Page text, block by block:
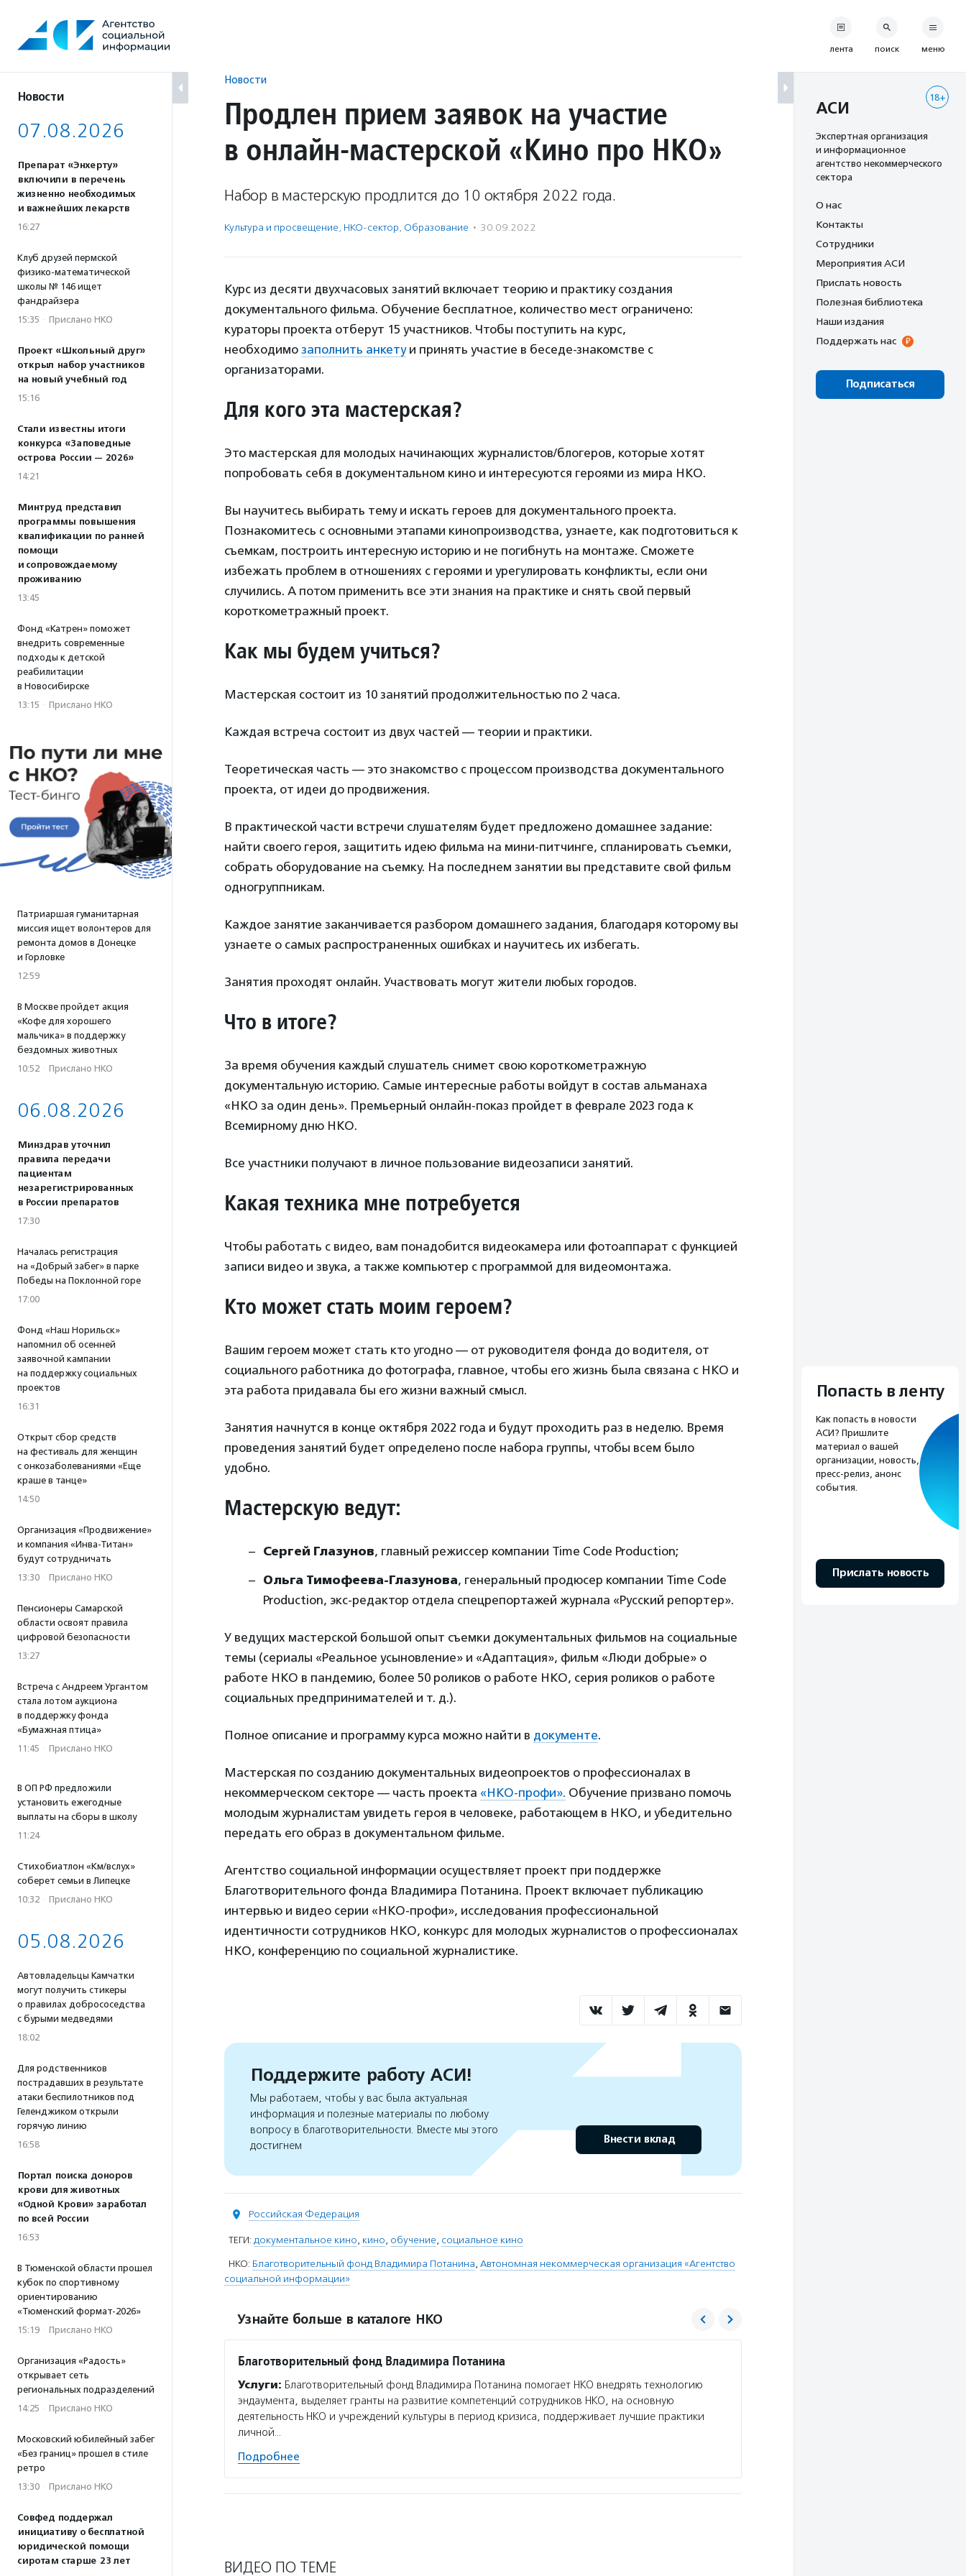
содержанию
Новости
07.08.2026
Препарат «Энхерту»
включили в перечень
жизненно необходимых
и важнейших лекарств
16:27
Клуб друзей пермской
физико-математической
школы № 146 ищет
фандрайзера
15:35 · Прислано НКО
Проект «Школьный друг»
открыл набор участников
на новый учебный год
15:16
Стали известны итоги
конкурса «Заповедные
острова России — 2026»
14:21
Минтруд представил
программы повышения
квалификации по ранней
помощи
и сопровождаемому
проживанию
13:45
Фонд «Катрен» поможет
внедрить современные
подходы к детской
реабилитации
в Новосибирске
13:15 · Прислано НКО
Патриаршая гуманитарная
миссия ищет волонтеров для
ремонта домов в Донецке
и Горловке
12:59
В Москве пройдет акция
«Кофе для хорошего
мальчика» в поддержку
бездомных животных
10:52 · Прислано НКО
06.08.2026
Минздрав уточнил
правила передачи
пациентам
незарегистрированных
в России препаратов
17:30
Началась регистрация
на «Добрый забег» в парке
Победы на Поклонной горе
17:00
Фонд «Наш Норильск»
напомнил об осенней
заявочной кампании
на поддержку социальных
проектов
16:31
Открыт сбор средств
на фестиваль для женщин
с онкозаболеваниями «Еще
краше в танце»
14:50
Организация «Продвижение»
и компания «Инва-Титан»
будут сотрудничать
13:30 · Прислано НКО
Пенсионеры Самарской
области освоят правила
цифровой безопасности
13:27
Встреча с Андреем Ургантом
стала лотом аукциона
в поддержку фонда
«Бумажная птица»
11:45 · Прислано НКО
В ОП РФ предложили
установить ежегодные
выплаты на сборы в школу
11:24
Стихобиатлон «Км/вслух»
соберет семьи в Липецке
10:32 · Прислано НКО
05.08.2026
Автовладельцы Камчатки
могут получить стикеры
о правилах добрососедства
с бурыми медведями
18:02
Для родственников
пострадавших в результате
атаки беспилотников под
Геленджиком открыли
горячую линию
16:58
Портал поиска доноров
крови для животных
«Одной Крови» заработал
по всей России
16:53
В Тюменской области прошел
кубок по спортивному
ориентированию
«Тюменский формат-2026»
15:19 · Прислано НКО
Организация «Радость»
открывает сеть
региональных подразделений
14:25 · Прислано НКО
Московский юбилейный забег
«Без границ» прошел в стиле
ретро
13:30 · Прислано НКО
Совфед поддержал
инициативу о бесплатной
юридической помощи
сиротам старше 23 лет
Новости
Продлен прием заявок на участие
в онлайн-мастерской «Кино про НКО»
Набор в мастерскую продлится до 10 октября 2022 года.
Культура и просвещение, НКО-сектор, Образование · 30.09.2022
Курс из десяти двухчасовых занятий включает теорию и практику создания
документального фильма. Обучение бесплатное, количество мест ограничено:
кураторы проекта отберут 15 участников. Чтобы поступить на курс,
необходимо заполнить анкетуи принять участие в беседе-знакомстве с
организаторами.
Для кого эта мастерская?
Это мастерская для молодых начинающих журналистов/блогеров, которые хотят
попробовать себя в документальном кино и интересуются героями из мира НКО.
Вы научитесь выбирать тему и искать героев для документального проекта.
Познакомитесь с основными этапами кинопроизводства, узнаете, как подготовиться к
съемкам, построить интересную историю и не погибнуть на монтаже. Сможете
избежать проблем в отношениях с героями и урегулировать конфликты, если они
случились. А потом применить все эти знания на практике и снять свой первый
короткометражный проект.
Как мы будем учиться?
Мастерская состоит из 10 занятий продолжительностью по 2 часа.
Каждая встреча состоит из двух частей — теории и практики.
Теоретическая часть — это знакомство с процессом производства документального
проекта, от идеи до продвижения.
В практической части встречи слушателям будет предложено домашнее задание:
найти своего героя, защитить идею фильма на мини-питчинге, спланировать съемки,
собрать оборудование на съемку. На последнем занятии вы представите свой фильм
одногруппникам.
Каждое занятие заканчивается разбором домашнего задания, благодаря которому вы
узнаете о самых распространенных ошибках и научитесь их избегать.
Занятия проходят онлайн. Участвовать могут жители любых городов.
Что в итоге?
За время обучения каждый слушатель снимет свою короткометражную
документальную историю. Самые интересные работы войдут в состав альманаха
«НКО за один день». Премьерный онлайн-показ пройдет в феврале 2023 года к
Всемирному дню НКО.
Все участники получают в личное пользование видеозаписи занятий.
Какая техника мне потребуется
Чтобы работать с видео, вам понадобится видеокамера или фотоаппарат с функцией
записи видео и звука, а также компьютер с программой для видеомонтажа.
Кто может стать моим героем?
Вашим героем может стать кто угодно — от руководителя фонда до водителя, от
социального работника до фотографа, главное, чтобы его жизнь была связана с НКО и
эта работа придавала бы его жизни важный смысл.
Занятия начнутся в конце октября 2022 года и будут проходить раз в неделю. Время
проведения занятий будет определено после набора группы, чтобы всем было
удобно.
Мастерскую ведут:
Сергей Глазунов, главный режиссер компании Time Code Production;
Ольга Тимофеева-Глазунова, генеральный продюсер компании Time Code
Production, экс-редактор отдела спецрепортажей журнала «Русский репортер».
У ведущих мастерской большой опыт съемки документальных фильмов на социальные
темы (сериалы «Реальное усыновление» и «Адаптация», фильм «Люди добрые» о
работе НКО в пандемию, более 50 роликов о работе НКО, серия роликов о работе
социальных предпринимателей и т. д.).
Полное описание и программу курса можно найти в документе.
Мастерская по созданию документальных видеопроектов о профессионалах в
некоммерческом секторе — часть проекта «НКО-профи». Обучение призвано помочь
молодым журналистам увидеть героя в человеке, работающем в НКО, и убедительно
передать его образ в документальном фильме.
Агентство социальной информации осуществляет проект при поддержке
Благотворительного фонда Владимира Потанина. Проект включает публикацию
интервью и видео серии «НКО-профи», исследования профессиональной
идентичности сотрудников НКО, конкурс для молодых журналистов о профессионалах
НКО, конференцию по социальной журналистике.
Поддержите работу АСИ!
Мы работаем, чтобы у вас была актуальная
информация и полезные материалы по любому
вопросу в благотворительности. Вместе мы этого
достигнем
Внести вклад
Российская Федерация
ТЕГИ: документальное кино, кино, обучение, социальное кино
НКО: Благотворительный фонд Владимира Потанина, Автономная некоммерческая организация «Агентство
социальной информации»
Узнайте больше в каталоге НКО
Благотворительный фонд Владимира Потанина
Услуги: Благотворительный фонд Владимира Потанина помогает НКО внедрять технологию
эндаумента, выделяет гранты на развитие компетенций сотрудников НКО, на основную
деятельность НКО и учреждений культуры в период кризиса, поддерживает лучшие практики
личной…
Подробнее
ВИДЕО ПО ТЕМЕ
лента поиск меню
18+
АСИ
Экспертная организация
и информационное
агентство некоммерческого
сектора
О нас
Контакты
Сотрудники
Мероприятия АСИ
Прислать новость
Полезная библиотека
Наши издания
Поддержать нас
Подписаться
Попасть в ленту
Как попасть в новости
АСИ? Пришлите
материал о вашей
организации, новость,
пресс-релиз, анонс
события.
Прислать новость